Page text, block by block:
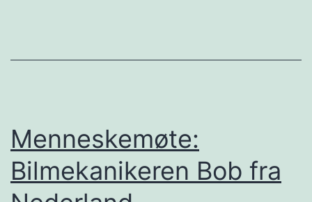
Menneskemøte:
Bilmekanikeren Bob fra